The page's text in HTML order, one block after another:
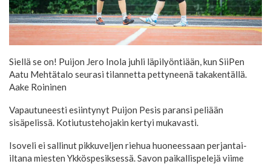
Siellä se on! Puijon Jero Inola juhli läpilyöntiään, kun SiiPen
Aatu Mehtätalo seurasi tilannetta pettyneenä takakentällä.
Aake Roininen
Vapautuneesti esiintynyt Puijon Pesis paransi peliään
sisäpelissä. Kotiutustehojakin kertyi mukavasti.
Isoveli ei sallinut pikkuveljen riehua huoneessaan perjantai-
iltana miesten Ykköspesiksessä. Savon paikallispelejä viime